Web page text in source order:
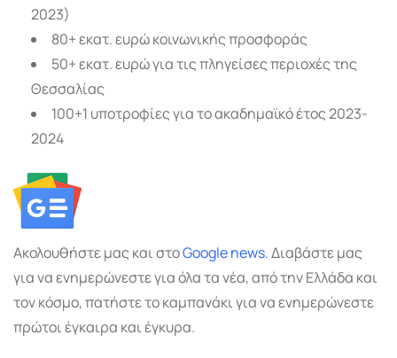
2023)
80+ εκατ. ευρώ κοινωνικής προσφοράς
50+ εκατ. ευρώ για τις πληγείσες περιοχές της
Θεσσαλίας
100+1 υποτροφίες για το ακαδημαϊκό έτος 2023-
2024
Ακολουθήστε μας και στοGooglenews.Διαβάστε μας
για να ενημερώνεστε για όλα τα νέα, από την Ελλάδα και
τον κόσμο, πατήστε το καμπανάκι για να ενημερώνεστε
πρώτοι έγκαιρα και έγκυρα.